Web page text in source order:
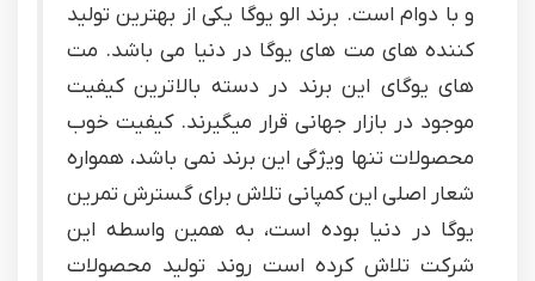
و با دوام است. برند الو یوگا یکی از بهترین تولید
کننده های مت های یوگا در دنیا می باشد. مت
های یوگای این برند در دسته بالاترین کیفیت
موجود در بازار جهانی قرار میگیرند. کیفیت خوب
محصولات تنها ویژگی این برند نمی باشد، همواره
شعار اصلی این کمپانی تلاش برای گسترش تمرین
یوگا در دنیا بوده است، به همین واسطه این
شرکت تلاش کرده است روند تولید محصولات